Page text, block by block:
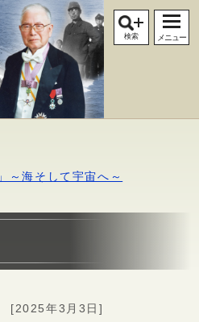
検索 メニュー
～海そして宇宙へ～
[2025年3月3日]